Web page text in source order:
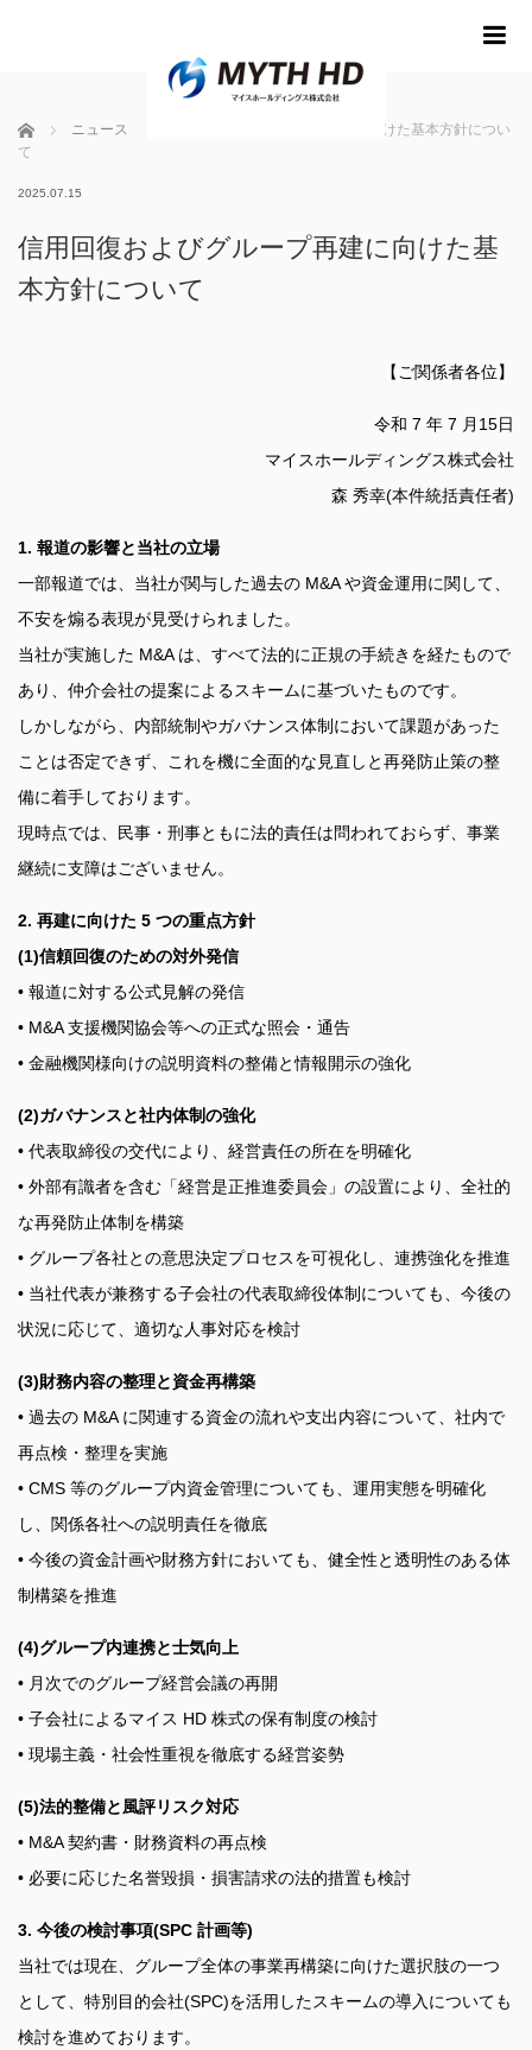
ホーム ニュース
信用回復およびグループ再建に向けた基本方針につい
て
2025.07.15
信用回復およびグループ再建に向けた基
本方針について
【ご関係者各位】
令和 7 年 7 月15日
マイスホールディングス株式会社
森 秀幸(本件統括責任者)
1. 報道の影響と当社の立場
一部報道では、当社が関与した過去の M&A や資金運用に関して、
不安を煽る表現が見受けられました。
当社が実施した M&A は、すべて法的に正規の手続きを経たもので
あり、仲介会社の提案によるスキームに基づいたものです。
しかしながら、内部統制やガバナンス体制において課題があった
ことは否定できず、これを機に全面的な見直しと再発防止策の整
備に着手しております。
現時点では、民事・刑事ともに法的責任は問われておらず、事業
継続に支障はございません。
2. 再建に向けた 5 つの重点方針
(1)信頼回復のための対外発信
• 報道に対する公式見解の発信
• M&A 支援機関協会等への正式な照会・通告
• 金融機関様向けの説明資料の整備と情報開示の強化
(2)ガバナンスと社内体制の強化
• 代表取締役の交代により、経営責任の所在を明確化
• 外部有識者を含む「経営是正推進委員会」の設置により、全社的
な再発防止体制を構築
• グループ各社との意思決定プロセスを可視化し、連携強化を推進
• 当社代表が兼務する子会社の代表取締役体制についても、今後の
状況に応じて、適切な人事対応を検討
(3)財務内容の整理と資金再構築
• 過去の M&A に関連する資金の流れや支出内容について、社内で
再点検・整理を実施
• CMS 等のグループ内資金管理についても、運用実態を明確化
し、関係各社への説明責任を徹底
• 今後の資金計画や財務方針においても、健全性と透明性のある体
制構築を推進
(4)グループ内連携と士気向上
• 月次でのグループ経営会議の再開
• 子会社によるマイス HD 株式の保有制度の検討
• 現場主義・社会性重視を徹底する経営姿勢
(5)法的整備と風評リスク対応
• M&A 契約書・財務資料の再点検
• 必要に応じた名誉毀損・損害請求の法的措置も検討
3. 今後の検討事項(SPC 計画等)
当社では現在、グループ全体の事業再構築に向けた選択肢の一つ
として、特別目的会社(SPC)を活用したスキームの導入についても
検討を進めております。